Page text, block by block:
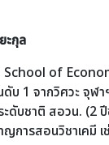
ะกุล
of
บ 1 จากวิศวะ จุฬา
ดับชาติ สอวน. (2
การสอนวิชาเคมี เ